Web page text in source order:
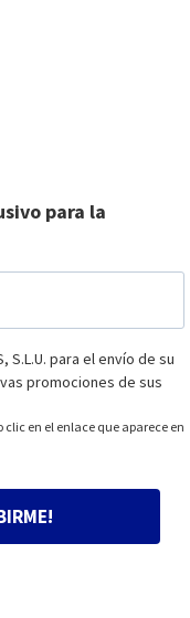
para la
S.L.U. para el envío de su
promociones de sus
en el enlace que aparece en